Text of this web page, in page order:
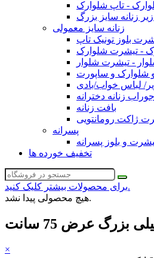
- تاپ شلوارک
زنانه سایز بزرگ
زنانه سایز معمولی
بلوز تونیک تاپ
- تیشرت شلوارک
- تیشرت شلوار
شلوارک و ساپورت
لباس خواب/بادی
جوراب زنانه دخترانه
بافت زنانه
ژاکت رومانتویی
پسرانه
و بلوز پسرانه
تخفیف خورده ها
برای محصولات بیشتر کلیک کنید.
هیچ محصولی پیدا نشد.
عرض 75 سانت
×